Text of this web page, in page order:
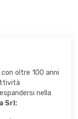
oltre 100 anni
nella
Srl: